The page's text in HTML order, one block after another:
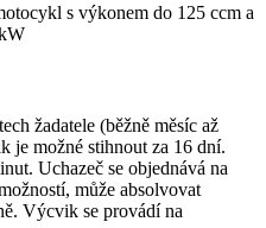
s výkonem do 125 ccm a
žadatele (běžně měsíc až
je možné stihnout za 16 dní.
Uchazeč se objednává na
může absolvovat
Výcvik se provádí na